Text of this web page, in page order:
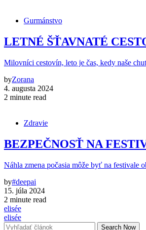
Gurmánstvo
LETNÉ ŠŤAVNATÉ
Milovníci cestovín, leto je čas, kedy naše
byZorana
4. augusta 2024
2 minute read
Zdravie
BEZPEČNOSŤ NA
Náhla zmena počasia môže byť na festivale
by#deepai
15. júla 2024
2 minute read
elisée
elisée
Search Now